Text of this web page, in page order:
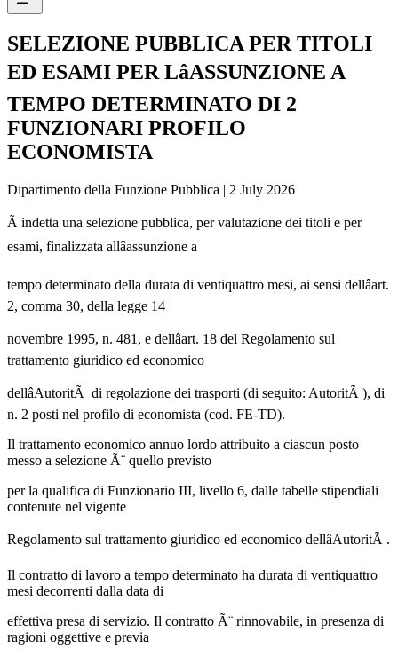
SELEZIONE PUBBLICA PER TITOLI
ED ESAMI PER LâASSUNZIONE A
TEMPO DETERMINATO DI 2
FUNZIONARI PROFILO
ECONOMISTA
Dipartimento della Funzione Pubblica | 2 July 2026
Ã indetta una selezione pubblica, per valutazione dei titoli e per
esami, finalizzata allâassunzione a
tempo determinato della durata di ventiquattro mesi, ai sensi dellâart.
2, comma 30, della legge 14
novembre 1995, n. 481, e dellâart. 18 del Regolamento sul
trattamento giuridico ed economico
dellâAutoritÃ di regolazione dei trasporti (di seguito: AutoritÃ ), di
n. 2 posti nel profilo di economista (cod. FE-TD).
Il trattamento economico annuo lordo attribuito a ciascun posto
messo a selezione Ã¨ quello previsto
per la qualifica di Funzionario III, livello 6, dalle tabelle stipendiali
contenute nel vigente
Regolamento sul trattamento giuridico ed economico dellâAutoritÃ .
Il contratto di lavoro a tempo determinato ha durata di ventiquattro
mesi decorrenti dalla data di
effettiva presa di servizio. Il contratto Ã¨ rinnovabile, in presenza di
ragioni oggettive e previa